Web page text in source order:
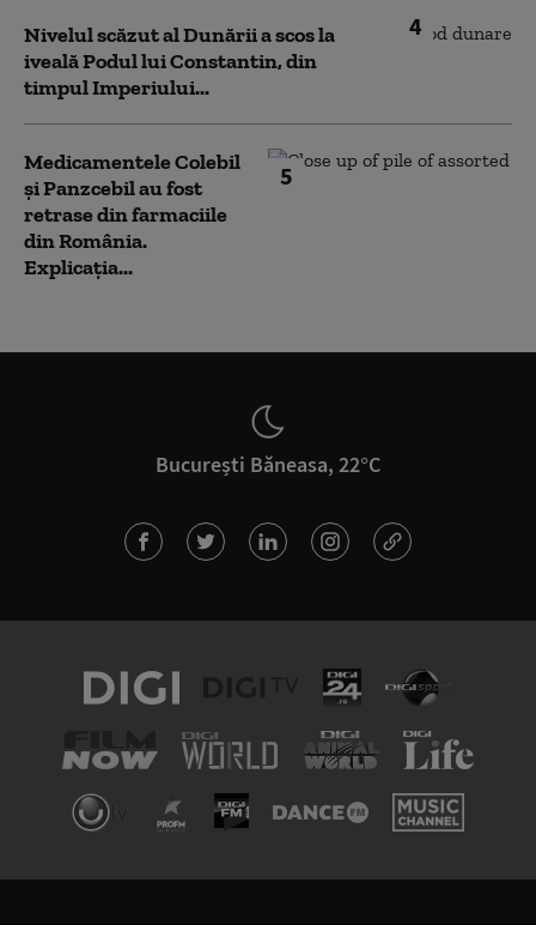
4
Nivelul scăzut al Dunării a scos la
iveală Podul lui Constantin, din
timpul Imperiului...
5
Medicamentele Colebil
și Panzcebil au fost
retrase din farmaciile
din România.
Explicația...
București Băneasa, 22°C